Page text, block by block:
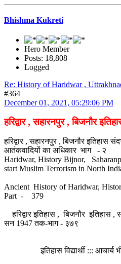
Bhishma Kukreti
Hero Member
Posts: 18,808
Logged
Re: History of Haridwar , Uttrakhnad
#364
December 01, 2021, 05:29:06 PM
हरिद्वार , सहारनपुर , बिजनौर
हरिद्वार , सहारनपुर , बिजनौर इतिहास
आतंकवादियों का अधिकार भाग - २
Haridwar, History Bijnor,
start Muslim Terrorism in North
Ancient History of Haridwar,
Part - 379
हरिद्वार इतिहास , बिजनौर
सन 1947 तक-भाग - ३७९
इतिहास विद्यार्थी ::: आचार्य